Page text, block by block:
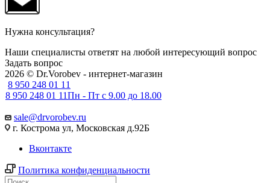
Нужна консультация?
Наши специалисты ответят на любой интересующий вопрос
Задать вопрос
2026 © Dr.Vorobev - интернет-магазин
8 950 248 01 11
8 950 248 01 11Пн - Пт с 9.00 до 18.00
sale@drvorobev.ru
г. Кострома ул, Московская д.92Б
Вконтакте
Политика конфиденциальности